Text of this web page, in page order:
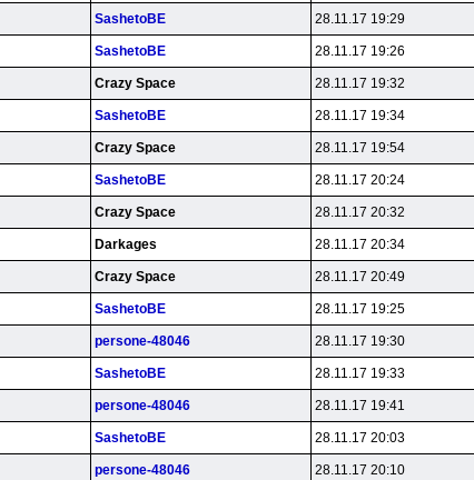
SashetoBE 28.11.17 19:29
SashetoBE 28.11.17 19:26
Crazy Space 28.11.17 19:32
SashetoBE 28.11.17 19:34
Crazy Space 28.11.17 19:54
SashetoBE 28.11.17 20:24
Crazy Space 28.11.17 20:32
Darkages 28.11.17 20:34
Crazy Space 28.11.17 20:49
SashetoBE 28.11.17 19:25
persone-48046 28.11.17 19:30
SashetoBE 28.11.17 19:33
persone-48046 28.11.17 19:41
SashetoBE 28.11.17 20:03
persone-48046 28.11.17 20:10